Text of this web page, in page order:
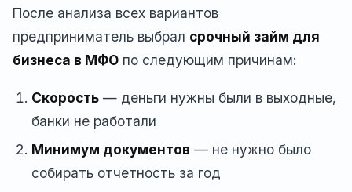
После анализа всех вариантов
предприниматель выбрал срочный займ для
бизнеса в МФО по следующим причинам:
Скорость — деньги нужны были в выходные,
банки не работали
Минимум документов — не нужно было
собирать отчетность за год